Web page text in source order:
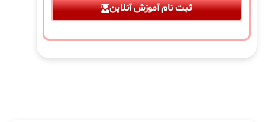
ثبت نام آموزش آنلاین